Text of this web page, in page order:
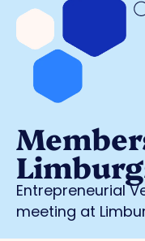
Entrepreneurial
meeting at